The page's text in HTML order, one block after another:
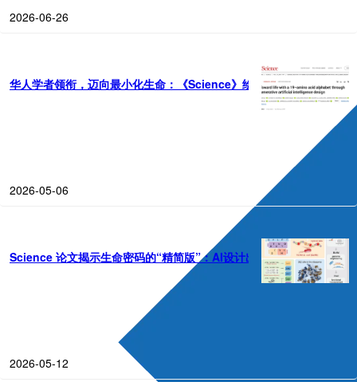
2026-06-26
华人学者领衔，迈向最小化生命：《Science》绘制构建“19氨基酸生
2026-05-06
Science 论文揭示生命密码的“精简版”：AI设计出仅用19种氨基酸的
2026-05-12